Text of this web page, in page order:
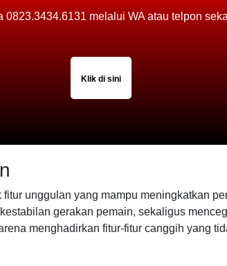
0823.3434.6131 melalui WA atau telpon
Klik di sini
unggulan yang mampu meningkatkan
gerakan pemain, sekaligus
menghadirkan fitur-fitur canggih yang